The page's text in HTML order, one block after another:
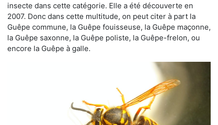
insecte dans cette catégorie. Elle a été découverte en
2007. Donc dans cette multitude, on peut citer à part la
Guêpe commune, la Guêpe fouisseuse, la Guêpe maçonne,
la Guêpe saxonne, la Guêpe poliste, la Guêpe-frelon, ou
encore la Guêpe à galle.